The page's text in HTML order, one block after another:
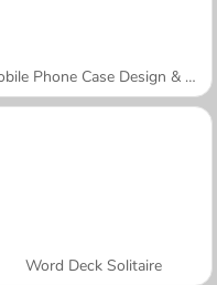
Mobile Phone Case Design & DIY
Word Deck Solitaire